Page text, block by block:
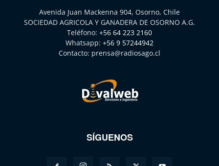
Avenida Juan Mackenna 904, Osorno, Chile
SOCIEDAD AGRICOLA Y GANADERA DE OSORNO A.G.
Teléfono: +56 64 223 2160
Whatsapp: +56 9 57244942
Contacto: prensa@radiosago.cl
SÍGUENOS